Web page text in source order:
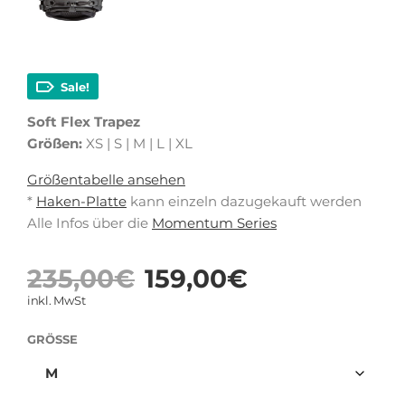
Sale!
Soft Flex Trapez
Größen: XS | S | M | L | XL
Größentabelle ansehen
* Haken-Platte kann einzeln dazugekauft werden
Alle Infos über die Momentum Series
235,00€ 159,00€
159,00€.
inkl. MwSt
GRÖSSE